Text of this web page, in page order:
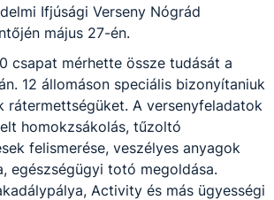
Ifjúsági Verseny Nógrád
május 27-én.
csapat mérhette össze tudását a
12 állomáson speciális bizonyítaniuk
rátermettségüket. A versenyfeladatok
homokzsákolás, tűzoltó
felismerése, veszélyes anyagok
egészségügyi totó megoldása.
Activity és más ügyességi